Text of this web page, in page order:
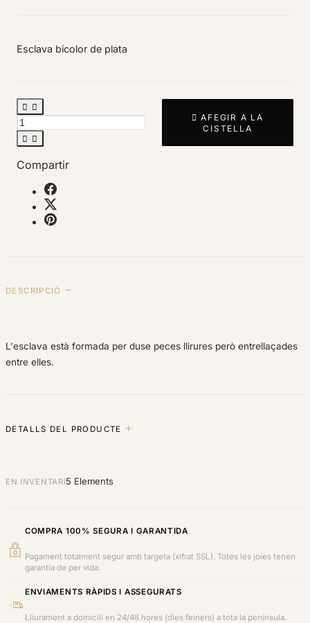
Esclava bicolor de plata
 
 
 AFEGIR A LA
CISTELLA
Compartir
DESCRIPCIÓ
L'esclava està formada per duse peces llirures però entrellaçades
entre elles.
DETALLS DEL PRODUCTE
EN INVENTARI5 Elements
COMPRA 100% SEGURA I GARANTIDA
Pagament totalment segur amb targeta (xifrat SSL). Totes les joies tenen
garantia de per vida.
ENVIAMENTS RÀPIDS I ASSEGURATS
Lliurament a domicili en 24/48 hores (dies feiners) a tota la península.